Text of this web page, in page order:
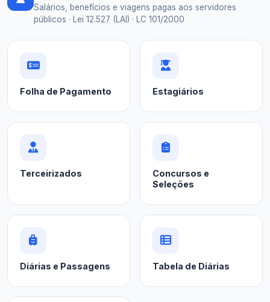
Salários, benefícios e viagens pagas aos servidores
públicos · Lei 12.527 (LAI) · LC 101/2000
Folha de Pagamento Estagiários
Terceirizados
Concursos e
Seleções
Diárias e Passagens Tabela de Diárias